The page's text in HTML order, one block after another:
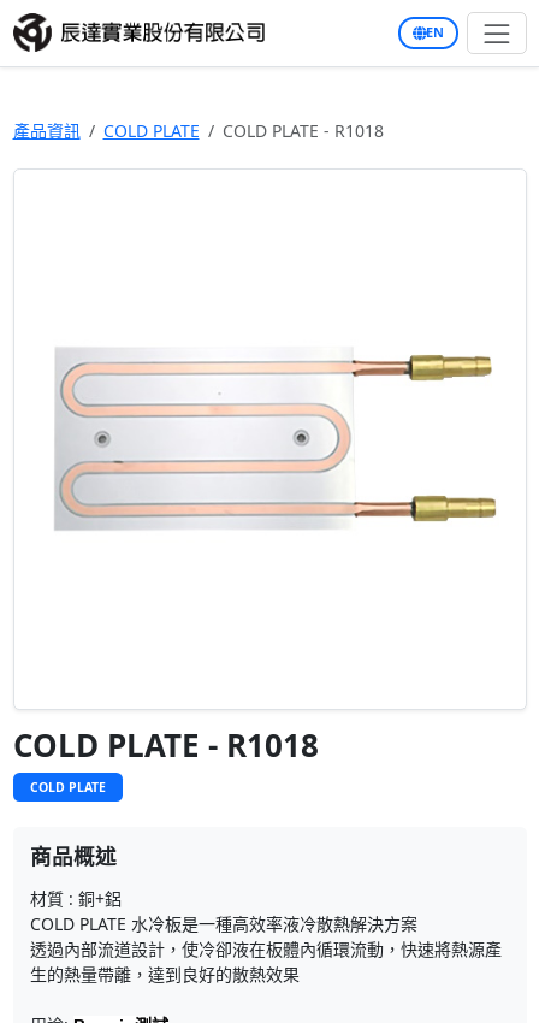
EN
產品資訊 COLD PLATE COLD PLATE - R1018
COLD PLATE - R1018
COLD PLATE
商品概述
材質 : 銅+鋁
COLD PLATE 水冷板是一種高效率液冷散熱解決方案
透過內部流道設計，使冷卻液在板體內循環流動，快速將熱源產
生的熱量帶離，達到良好的散熱效果